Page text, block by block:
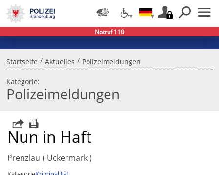
Startseite / Aktuelles / Polizeimeldungen
Kategorie:
Polizeimeldungen
Nun in Haft
Prenzlau Uckermark
Notruf 110